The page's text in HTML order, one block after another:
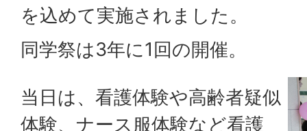
を込めて実施されました。
同学祭は3年に1回の開催。
当日は、看護体験や高齢者疑似
体験、ナース服体験など看護